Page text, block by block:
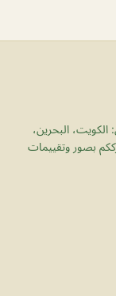
الكويت، البحرين،
بصور وتقييمات